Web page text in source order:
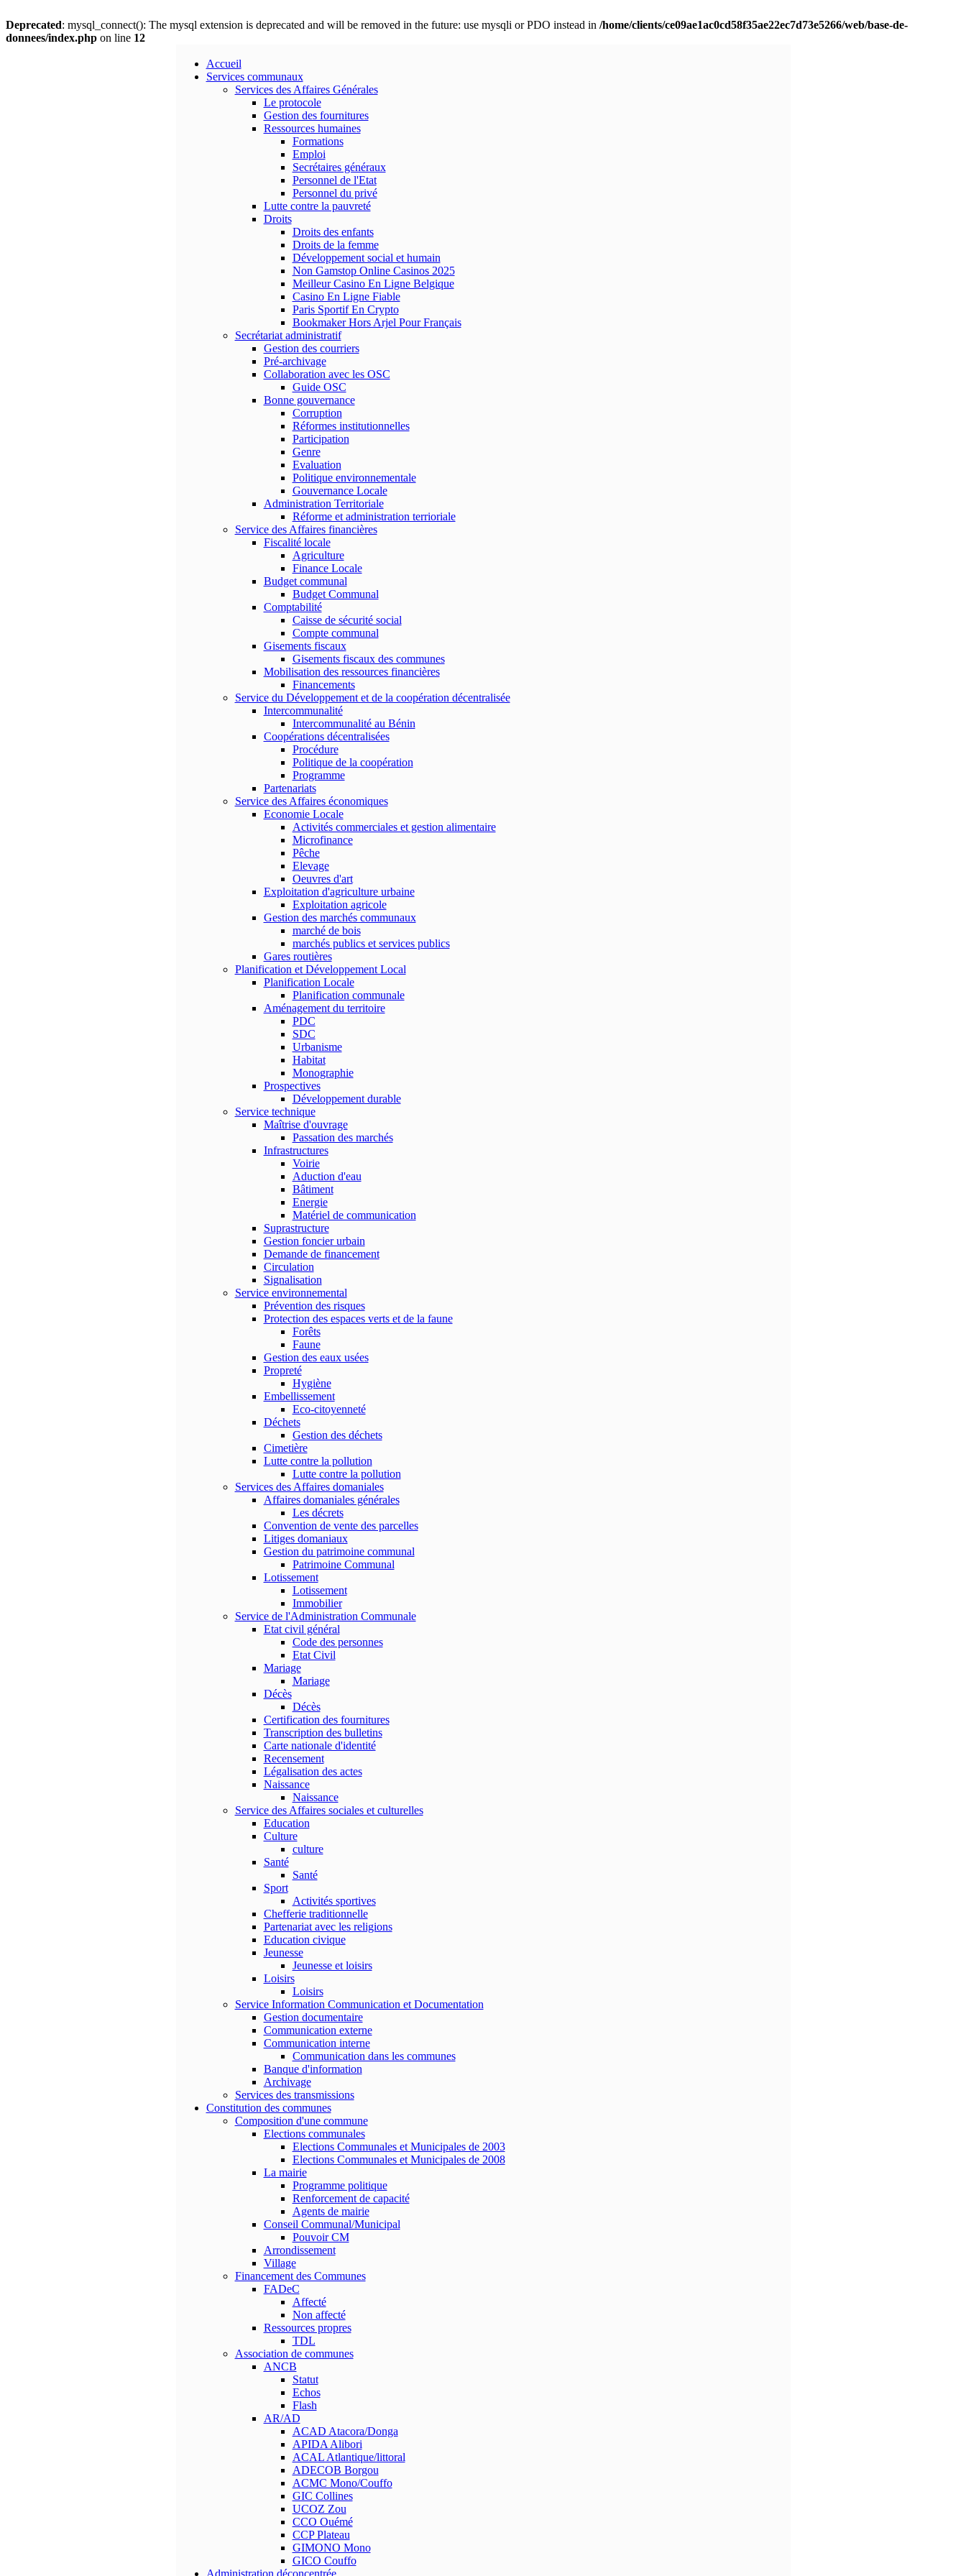
Deprecated: mysql_connect(): The mysql extension is deprecated and will be removed in the future: use mysqli or PDO instead in /home/clients/ce09ae1ac0cd58f35ae22ec7d73e5266/web/base-de-
donnees/index.php on line 12
Accueil
Services communaux
Services des Affaires Générales
Le protocole
Gestion des fournitures
Ressources humaines
Formations
Emploi
Secrétaires généraux
Personnel de l'Etat
Personnel du privé
Lutte contre la pauvreté
Droits
Droits des enfants
Droits de la femme
Développement social et humain
Non Gamstop Online Casinos 2025
Meilleur Casino En Ligne Belgique
Casino En Ligne Fiable
Paris Sportif En Crypto
Bookmaker Hors Arjel Pour Français
Secrétariat administratif
Gestion des courriers
Pré-archivage
Collaboration avec les OSC
Guide OSC
Bonne gouvernance
Corruption
Réformes institutionnelles
Participation
Genre
Evaluation
Politique environnementale
Gouvernance Locale
Administration Territoriale
Réforme et administration terrioriale
Service des Affaires financières
Fiscalité locale
Agriculture
Finance Locale
Budget communal
Budget Communal
Comptabilité
Caisse de sécurité social
Compte communal
Gisements fiscaux
Gisements fiscaux des communes
Mobilisation des ressources financières
Financements
Service du Développement et de la coopération décentralisée
Intercommunalité
Intercommunalité au Bénin
Coopérations décentralisées
Procédure
Politique de la coopération
Programme
Partenariats
Service des Affaires économiques
Economie Locale
Activités commerciales et gestion alimentaire
Microfinance
Pêche
Elevage
Oeuvres d'art
Exploitation d'agriculture urbaine
Exploitation agricole
Gestion des marchés communaux
marché de bois
marchés publics et services publics
Gares routières
Planification et Développement Local
Planification Locale
Planification communale
Aménagement du territoire
PDC
SDC
Urbanisme
Habitat
Monographie
Prospectives
Développement durable
Service technique
Maîtrise d'ouvrage
Passation des marchés
Infrastructures
Voirie
Aduction d'eau
Bâtiment
Energie
Matériel de communication
Suprastructure
Gestion foncier urbain
Demande de financement
Circulation
Signalisation
Service environnemental
Prévention des risques
Protection des espaces verts et de la faune
Forêts
Faune
Gestion des eaux usées
Propreté
Hygiène
Embellissement
Eco-citoyenneté
Déchets
Gestion des déchets
Cimetière
Lutte contre la pollution
Lutte contre la pollution
Services des Affaires domaniales
Affaires domaniales générales
Les décrets
Convention de vente des parcelles
Litiges domaniaux
Gestion du patrimoine communal
Patrimoine Communal
Lotissement
Lotissement
Immobilier
Service de l'Administration Communale
Etat civil général
Code des personnes
Etat Civil
Mariage
Mariage
Décès
Décès
Certification des fournitures
Transcription des bulletins
Carte nationale d'identité
Recensement
Légalisation des actes
Naissance
Naissance
Service des Affaires sociales et culturelles
Education
Culture
culture
Santé
Santé
Sport
Activités sportives
Chefferie traditionnelle
Partenariat avec les religions
Education civique
Jeunesse
Jeunesse et loisirs
Loisirs
Loisirs
Service Information Communication et Documentation
Gestion documentaire
Communication externe
Communication interne
Communication dans les communes
Banque d'information
Archivage
Services des transmissions
Constitution des communes
Composition d'une commune
Elections communales
Elections Communales et Municipales de 2003
Elections Communales et Municipales de 2008
La mairie
Programme politique
Renforcement de capacité
Agents de mairie
Conseil Communal/Municipal
Pouvoir CM
Arrondissement
Village
Financement des Communes
FADeC
Affecté
Non affecté
Ressources propres
TDL
Association de communes
ANCB
Statut
Echos
Flash
AR/AD
ACAD Atacora/Donga
APIDA Alibori
ACAL Atlantique/littoral
ADECOB Borgou
ACMC Mono/Couffo
GIC Collines
UCOZ Zou
CCO Ouémé
CCP Plateau
GIMONO Mono
GICO Couffo
Administration déconcentrée